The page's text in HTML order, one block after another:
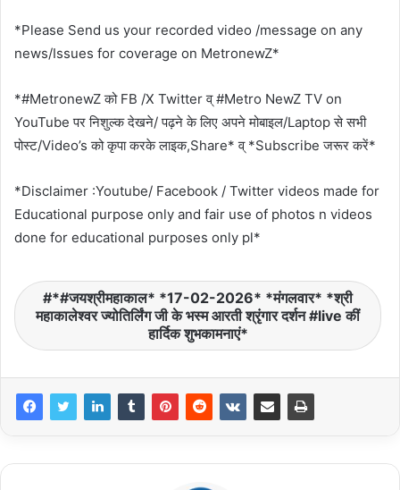
*Please Send us your recorded video /message on any
news/Issues for coverage on MetronewZ*
*#MetronewZ को FB /X Twitter व् #Metro NewZ TV on
YouTube पर निशुल्क देखने/ पढ़ने के लिए अपने मोबाइल/Laptop से सभी
पोस्ट/Video’s को कृपा करके लाइक,Share* व् *Subscribe जरूर करें*
*Disclaimer :Youtube/ Facebook / Twitter videos made for
Educational purpose only and fair use of photos n videos
done for educational purposes only pl*
*#जयश्रीमहाकाल* *17-02-2026* *मंगलवार* *श्री
महाकालेश्वर ज्योतिर्लिंग जी के भस्म आरती श्रृंगार दर्शन #live कीं
हार्दिक शुभकामनाएं*